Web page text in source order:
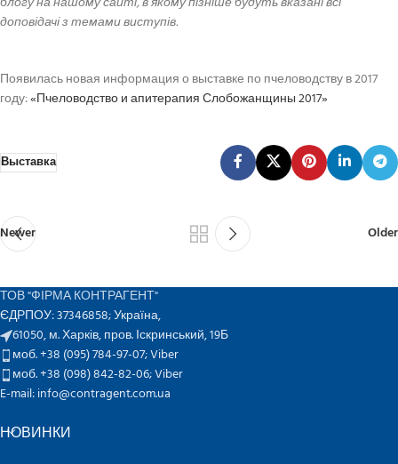
доповідачі з темами виступів.
Появилась новая информация о выставке по пчеловодству в 2017
году:«Пчеловодство и апитерапия Слобожанщины 2017»
Выставка
Newer Older
ТОВ "ФІРМА КОНТРАГЕНТ"
ЄДРПОУ: 37346858; Україна,
61050, м. Харків, пров. Іскринський, 19Б
моб. +38 (095) 784-97-07;Viber
моб. +38 (098) 842-82-06;Viber
E-mail: info@contragent.com.ua
НОВИНКИ